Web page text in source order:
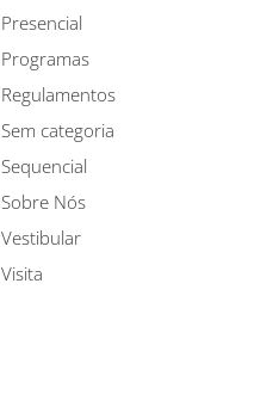
Presencial
Programas
Regulamentos
Sem categoria
Sequencial
Sobre Nós
Vestibular
Visita